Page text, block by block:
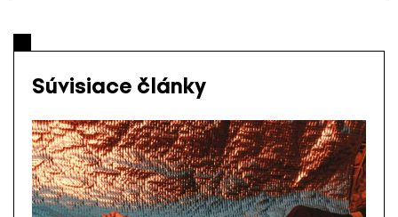
Súvisiace články